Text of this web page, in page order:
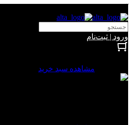
ورود | ثبت‌نام
مشاهده سبد خرید